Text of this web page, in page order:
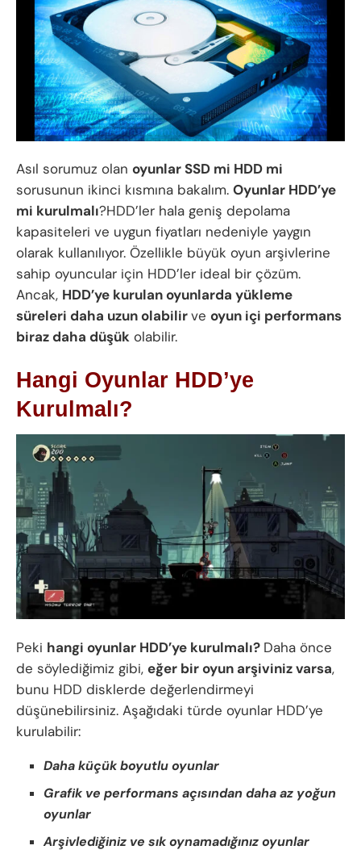
Asıl sorumuz olan oyunlar SSD mi HDD mi
sorusunun ikinci kısmına bakalım. Oyunlar HDD’ye
mi kurulmalı?HDD’ler hala geniş depolama
kapasiteleri ve uygun fiyatları nedeniyle yaygın
olarak kullanılıyor. Özellikle büyük oyun arşivlerine
sahip oyuncular için HDD’ler ideal bir çözüm.
Ancak, HDD’ye kurulan oyunlarda yükleme
süreleri daha uzun olabilirve oyun içi performans
biraz daha düşük olabilir.
Hangi Oyunlar HDD’ye
Kurulmalı?
Peki hangi oyunlar HDD’ye kurulmalı? Daha önce
de söylediğimiz gibi, eğer bir oyun arşiviniz varsa,
bunu HDD disklerde değerlendirmeyi
düşünebilirsiniz. Aşağıdaki türde oyunlar HDD’ye
kurulabilir:
Daha küçük boyutlu oyunlar
Grafik ve performans açısından daha az yoğun
oyunlar
Arşivlediğiniz ve sık oynamadığınız oyunlar